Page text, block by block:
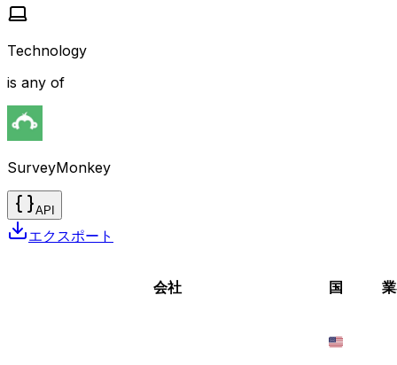
Technology
is any of
SurveyMonkey
API
エクスポート
会社 国